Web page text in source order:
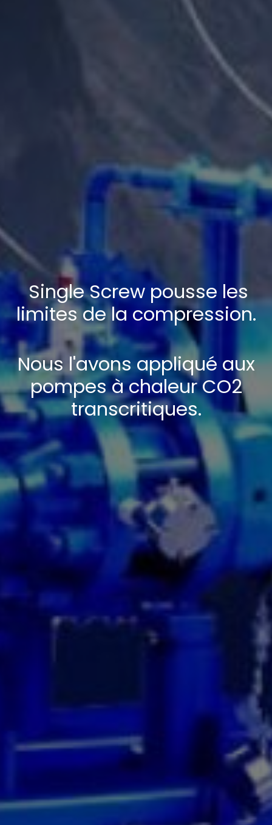
Single Screw pousse les
limites de la compression.
Nous l'avons appliqué aux
pompes à chaleur CO2
transcritiques.